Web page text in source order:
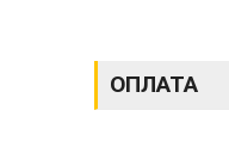
ОПЛАТА